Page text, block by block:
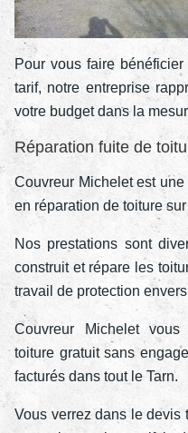
Pour vous faire
tarif, notre entreprise
votre budget dans la
Réparation fuite de
Couvreur Michelet est
en réparation de toiture
Nos prestations sont
construit et répare les
travail de protection
Couvreur Michelet
toiture gratuit sans
facturés dans tout le Tarn.
Vous verrez dans le devis